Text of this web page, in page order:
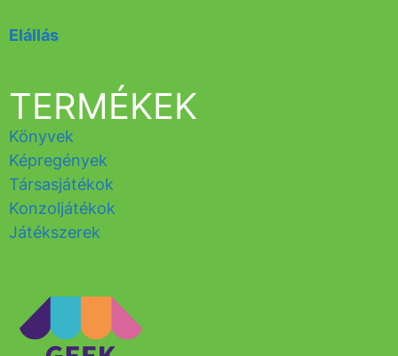
TERMÉKEK
Könyvek
Képregények
Társasjátékok
Konzoljátékok
Játékszerek
Elállás